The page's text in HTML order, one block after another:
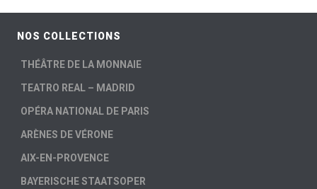
NOS COLLECTIONS
THÉÂTRE DE LA MONNAIE
TEATRO REAL – MADRID
OPÉRA NATIONAL DE PARIS
ARÈNES DE VÉRONE
AIX-EN-PROVENCE
BAYERISCHE STAATSOPER